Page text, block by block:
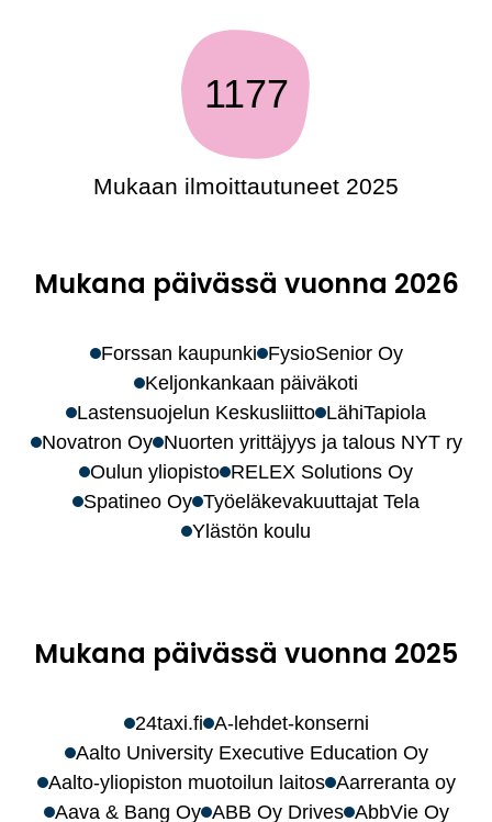
1177
Mukaan ilmoittautuneet 2025
Mukana päivässä vuonna 2026
Forssan kaupunki FysioSenior Oy
Keljonkankaan päiväkoti
Lastensuojelun Keskusliitto LähiTapiola
Novatron Oy Nuorten yrittäjyys ja talous NYT ry
Oulun yliopisto RELEX Solutions Oy
Spatineo Oy Työeläkevakuuttajat Tela
Ylästön koulu
Mukana päivässä vuonna 2025
24taxi.fi A-lehdet-konserni
Aalto University Executive Education Oy
Aalto-yliopiston muotoilun laitos Aarreranta oy
Aava & Bang Oy ABB Oy Drives AbbVie Oy